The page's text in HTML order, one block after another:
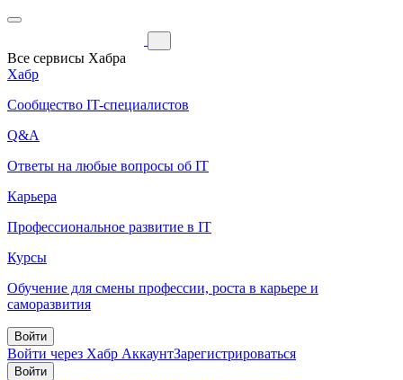
Все сервисы Хабра
Хабр
Сообщество IT-специалистов
Q&A
Ответы на любые вопросы об IT
Карьера
Профессиональное развитие в IT
Курсы
Обучение для смены профессии, роста в карьере и
саморазвития
Войти
Войти через Хабр АккаунтЗарегистрироваться
Войти